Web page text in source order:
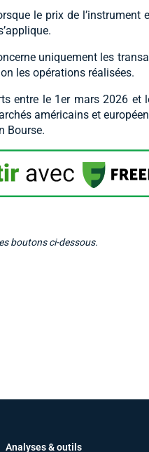
le prix de l’instrument
uniquement les
les opérations réalisées.
entre le 1er mars 2026 et
américains et
Bourse.
boutons ci-dessous.
Analyses & outils